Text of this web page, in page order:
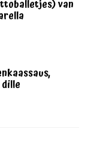
van